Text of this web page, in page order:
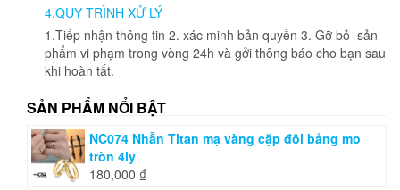
4.QUY TRÌNH XỬ LÝ
1.Tiếp nhận thông tin 2. xác minh bản quyền 3. Gỡ bỏ sản
phẩm vi phạm trong vòng 24h và gởi thông báo cho bạn sau
khi hoàn tất.
SẢN PHẨM NỔI BẬT
NC074 Nhẫn Titan mạ vàng cặp đôi bảng mo
tròn 4ly
180,000 ₫